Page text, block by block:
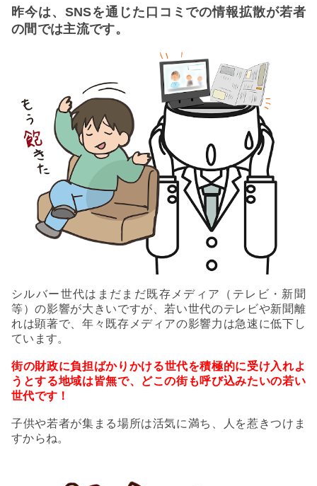
昨今は、SNSを通じた口コミでの情報拡散が若者
の間では主流です。
シルバー世代はまだまだ既存メディア（テレビ・新聞
等）の影響が大きいですが、若い世代のテレビや新聞離
れは顕著で、年々既存メディアの影響力は急速に低下し
ています。
街の財政に負担ばかりかける世代を積極的に受け入れよ
うとする地域は皆無で、どこの街も呼び込みたいの若い
世代です！
子供や若者が集まる場所は活気に満ち、人を惹きつけま
すからね。